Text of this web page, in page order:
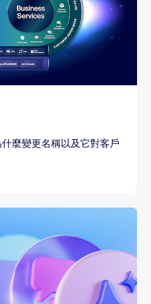
麼變更名稱以及它對客戶